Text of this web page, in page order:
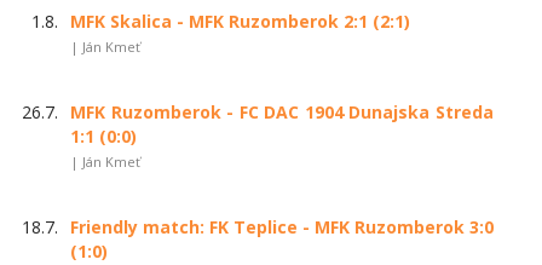
1.8. MFK Skalica - MFK Ruzomberok 2:1 (2:1)
| Ján Kmeť
26.7.
MFK Ruzomberok - FC DAC 1904 Dunajska Streda
1:1 (0:0)
| Ján Kmeť
18.7.
Friendly match: FK Teplice - MFK Ruzomberok 3:0
(1:0)